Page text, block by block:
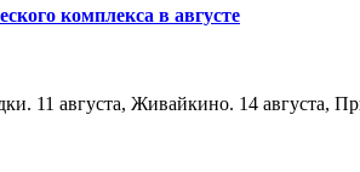
комплекса в августе
11 августа, Живайкино. 14